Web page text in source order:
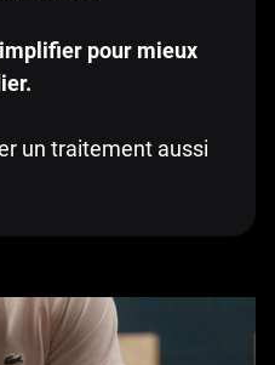
pour mieux
un traitement aussi